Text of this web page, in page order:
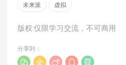
未来派 虚拟
版权:仅限学习交流，不可商用
分享到：